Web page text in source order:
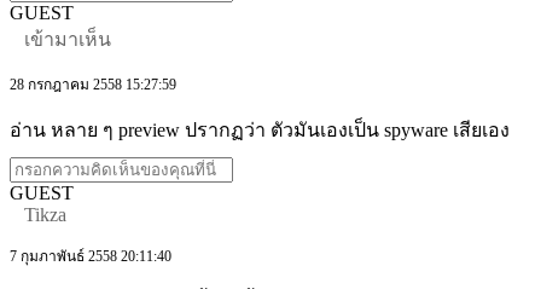
GUEST
เข้ามาเห็น
28 กรกฎาคม 2558 15:27:59
อ่าน หลาย ๆ preview ปรากฏว่า ตัวมันเองเป็น spyware เสียเอง
GUEST
Tikza
7 กุมภาพันธ์ 2558 20:11:40